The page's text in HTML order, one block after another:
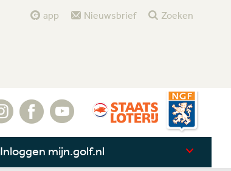
app Nieuwsbrief Zoeken
Inloggen mijn.golf.nl